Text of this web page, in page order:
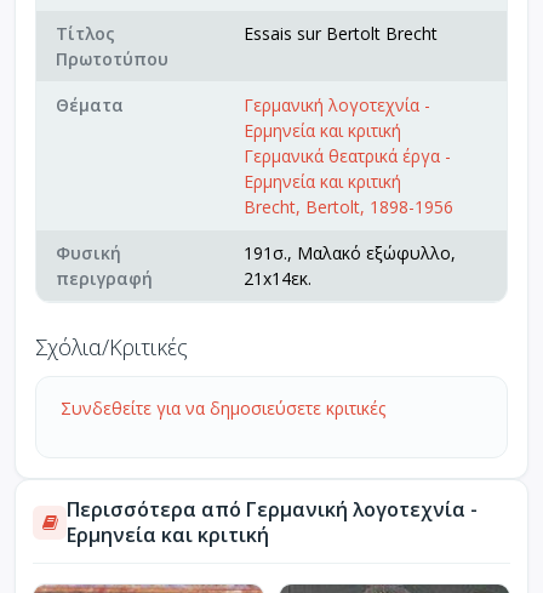
Τίτλος
Πρωτοτύπου
Essais sur Bertolt Brecht
Θέματα
Γερμανική λογοτεχνία -
Ερμηνεία και κριτική
Γερμανικά θεατρικά έργα -
Ερμηνεία και κριτική
Brecht, Bertolt, 1898-1956
Φυσική
περιγραφή
191σ., Μαλακό εξώφυλλο,
21x14εκ.
Σχόλια/Κριτικές
Συνδεθείτε για να δημοσιεύσετε κριτικές
Περισσότερα από Γερμανική λογοτεχνία -
Ερμηνεία και κριτική